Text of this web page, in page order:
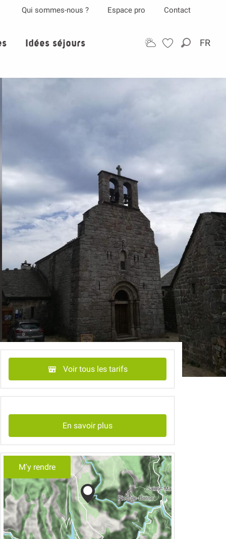
FR
Qui sommes-nous ? Espace pro Contact
Idées séjours
Voir tous les tarifs
En savoir plus
M'y rendre